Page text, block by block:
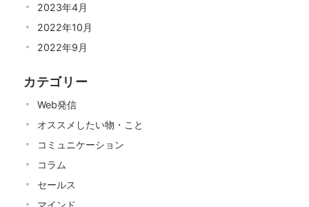
2023年4月
2022年10月
2022年9月
カテゴリー
Web発信
オススメしたい物・こと
コミュニケーション
コラム
セールス
マインド